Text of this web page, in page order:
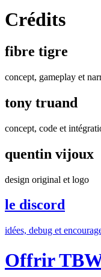
Crédits
fibre tigre
concept, gameplay et
tony truand
concept, code et
quentin vijoux
design original et logo
le discord
idées, debug et
Offrir